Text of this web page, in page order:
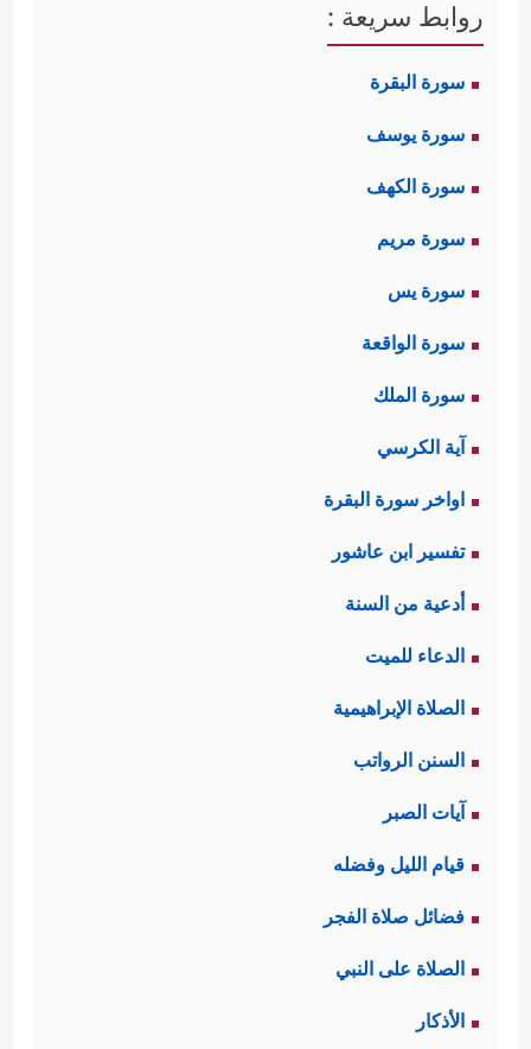
روابط سريعة :
سورة البقرة
سورة يوسف
سورة الكهف
سورة مريم
سورة يس
سورة الواقعة
سورة الملك
آية الكرسي
اواخر سورة البقرة
تفسير ابن عاشور
أدعية من السنة
الدعاء للميت
الصلاة الإبراهيمية
السنن الرواتب
آيات الصبر
قيام الليل وفضله
فضائل صلاة الفجر
الصلاة على النبي
الأذكار